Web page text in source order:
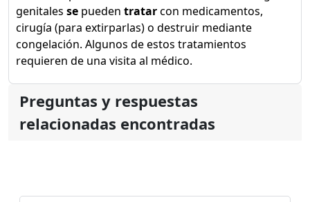
genitales se pueden tratarcon medicamentos,
cirugía (para extirparlas) o destruir mediante
congelación. Algunos de estos tratamientos
requieren de una visita al médico.
Preguntas y respuestas
relacionadas encontradas